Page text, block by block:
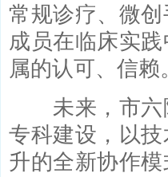
常规诊疗、微
成员在临床实
属的认可、信赖
未来，市六
专科建设，以
升的全新协作